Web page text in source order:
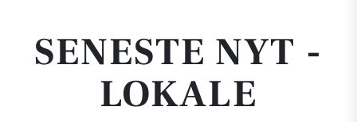
SENESTE NYT -
LOKALE